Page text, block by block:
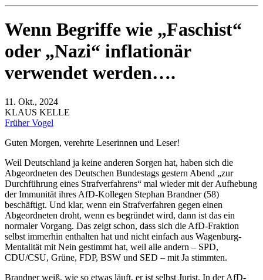
Wenn Begriffe wie „Faschist“
oder „Nazi“ inflationär
verwendet werden….
11. Okt., 2024
KLAUS KELLE
Früher Vogel
Guten Morgen, verehrte Leserinnen und Leser!
Weil Deutschland ja keine anderen Sorgen hat, haben sich die
Abgeordneten des Deutschen Bundestags gestern Abend „zur
Durchführung eines Strafverfahrens“ mal wieder mit der Aufhebung
der Immunität ihres AfD-Kollegen Stephan Brandner (58)
beschäftigt. Und klar, wenn ein Strafverfahren gegen einen
Abgeordneten droht, wenn es begründet wird, dann ist das ein
normaler Vorgang. Das zeigt schon, dass sich die AfD-Fraktion
selbst immerhin enthalten hat und nicht einfach aus Wagenburg-
Mentalität mit Nein gestimmt hat, weil alle andern – SPD,
CDU/CSU, Grüne, FDP, BSW und SED – mit Ja stimmten.
Brandner weiß, wie so etwas läuft, er ist selbst Jurist. In der AfD-